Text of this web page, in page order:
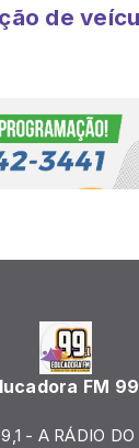
de
FM
- A RÁDIO DO